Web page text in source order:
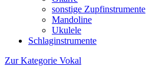
sonstige Zupfinstrumente
Mandoline
Ukulele
Schlaginstrumente
Zur Kategorie Vokal